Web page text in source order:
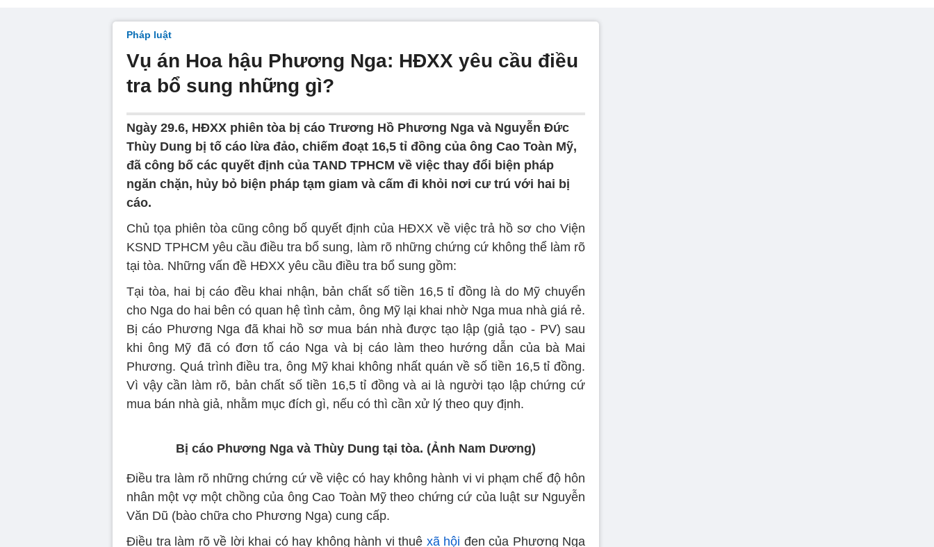
Pháp luật
Vụ án Hoa hậu Phương Nga: HĐXX yêu cầu điều
tra bổ sung những gì?
Ngày 29.6, HĐXX phiên tòa bị cáo Trương Hồ Phương Nga và Nguyễn Đức
Thùy Dung bị tố cáo lừa đảo, chiếm đoạt 16,5 tỉ đồng của ông Cao Toàn Mỹ,
đã công bố các quyết định của TAND TPHCM về việc thay đổi biện pháp
ngăn chặn, hủy bỏ biện pháp tạm giam và cấm đi khỏi nơi cư trú với hai bị
cáo.
Chủ tọa phiên tòa cũng công bố quyết định của HĐXX về việc trả hồ sơ cho Viện
KSND TPHCM yêu cầu điều tra bổ sung, làm rõ những chứng cứ không thể làm rõ
tại tòa. Những vấn đề HĐXX yêu cầu điều tra bổ sung gồm:
Tại tòa, hai bị cáo đều khai nhận, bản chất số tiền 16,5 tỉ đồng là do Mỹ chuyển
cho Nga do hai bên có quan hệ tình cảm, ông Mỹ lại khai nhờ Nga mua nhà giá rẻ.
Bị cáo Phương Nga đã khai hồ sơ mua bán nhà được tạo lập (giả tạo - PV) sau
khi ông Mỹ đã có đơn tố cáo Nga và bị cáo làm theo hướng dẫn của bà Mai
Phương. Quá trình điều tra, ông Mỹ khai không nhất quán về số tiền 16,5 tỉ đồng.
Vì vậy cần làm rõ, bản chất số tiền 16,5 tỉ đồng và ai là người tạo lập chứng cứ
mua bán nhà giả, nhằm mục đích gì, nếu có thì cần xử lý theo quy định.
Bị cáo Phương Nga và Thùy Dung tại tòa. (Ảnh Nam Dương)
Điều tra làm rõ những chứng cứ về việc có hay không hành vi vi phạm chế độ hôn
nhân một vợ một chồng của ông Cao Toàn Mỹ theo chứng cứ của luật sư Nguyễn
Văn Dũ (bào chữa cho Phương Nga) cung cấp.
Điều tra làm rõ về lời khai có hay không hành vi thuê xã hội đen của Phương Nga